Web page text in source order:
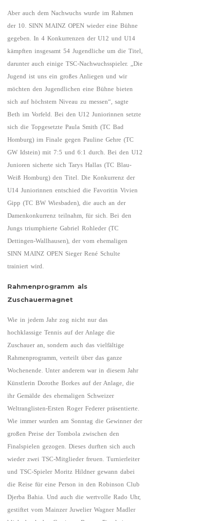
Aber auch dem Nachwuchs wurde im Rahmen
der 10. SINN MAINZ OPEN wieder eine Bühne
gegeben. In 4 Konkurrenzen der U12 und U14
kämpften insgesamt 54 Jugendliche um die Titel,
darunter auch einige TSC-Nachwuchsspieler. „Die
Jugend ist uns ein großes Anliegen und wir
möchten den Jugendlichen eine Bühne bieten
sich auf höchstem Niveau zu messen“, sagte
Beth im Vorfeld. Bei den U12 Juniorinnen setzte
sich die Topgesetzte Paula Smith (TC Bad
Homburg) im Finale gegen Pauline Gehre (TC
GW Idstein) mit 7:5 und 6:1 durch. Bei den U12
Junioren sicherte sich Tarys Hallas (TC Blau-
Weiß Homburg) den Titel. Die Konkurrenz der
U14 Juniorinnen entschied die Favoritin Vivien
Gipp (TC BW Wiesbaden), die auch an der
Damenkonkurrenz teilnahm, für sich. Bei den
Jungs triumphierte Gabriel Rohleder (TC
Dettingen-Wallhausen), der vom ehemaligen
SINN MAINZ OPEN Sieger René Schulte
trainiert wird.
Rahmenprogramm als
Zuschauermagnet
Wie in jedem Jahr zog nicht nur das
hochklassige Tennis auf der Anlage die
Zuschauer an, sondern auch das vielfältige
Rahmenprogramm, verteilt über das ganze
Wochenende. Unter anderem war in diesem Jahr
Künstlerin Dorothe Borkes auf der Anlage, die
ihr Gemälde des ehemaligen Schweizer
Weltranglisten-Ersten Roger Federer präsentierte.
Wie immer wurden am Sonntag die Gewinner der
großen Preise der Tombola zwischen den
Finalspielen gezogen. Dieses durften sich auch
wieder zwei TSC-Mitglieder freuen. Turnierleiter
und TSC-Spieler Moritz Hildner gewann dabei
die Reise für eine Person in den Robinson Club
Djerba Bahia. Und auch die wertvolle Rado Uhr,
gestiftet vom Mainzer Juwelier Wagner Madler